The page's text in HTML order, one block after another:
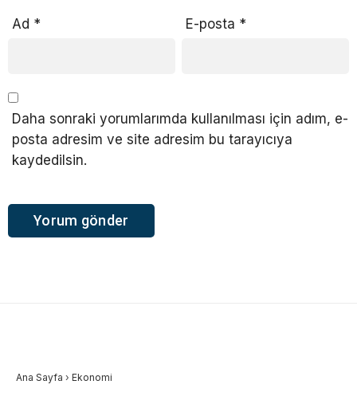
Ad * E-posta *
Daha sonraki yorumlarımda kullanılması için adım, e-
posta adresim ve site adresim bu tarayıcıya
kaydedilsin.
Ana Sayfa › Ekonomi